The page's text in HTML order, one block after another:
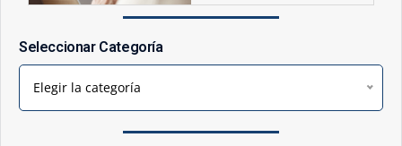
Seleccionar Categoría
Elegir la categoría